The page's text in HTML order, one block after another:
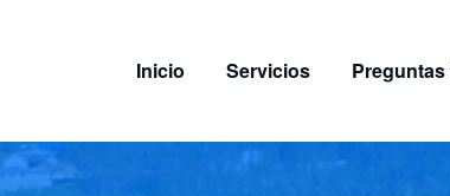
Inicio Servicios